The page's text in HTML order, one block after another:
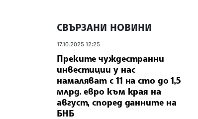
СВЪРЗАНИ НОВИНИ
17.10.2025 12:25
Преките чуждестранни
инвестиции у нас
намаляват с 11 на сто до 1,5
млрд. евро към края на
август, според данните на
БНБ